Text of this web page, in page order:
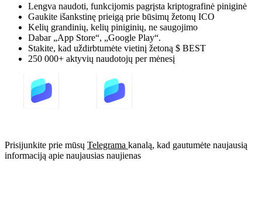
Lengva naudoti, funkcijomis pagrįsta kriptografinė piniginė
Gaukite išankstinę prieigą prie būsimų žetonų ICO
Kelių grandinių, kelių piniginių, ne saugojimo
Dabar „App Store“, „Google Play“.
Stakite, kad uždirbtumėte vietinį žetoną $ BEST
250 000+ aktyvių naudotojų per mėnesį
Prisijunkite prie mūsų Telegrama kanalą, kad gautumėte naujausią
informaciją apie naujausias naujienas